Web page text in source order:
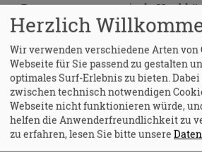
Bewertungen untypisch.
bieten ein realistischeres Bild.
• Gütesiegel prüfen
Ein Logo allein garantiert keine
muss anklickbar sein und direkt
auf der Webseite des Anbieters
• Verschlüsselte Verbindung
Das Schloss-Symbol und „https“
Mindeststandards für die
Herzlich
Wir verwenden verschiedene Arten von
Webseite für Sie passend zu gestalten
optimales Surf-Erlebnis zu bieten.
zwischen technisch notwendigen
Webseite nicht funktionieren würde,
helfen die Anwenderfreundlichkeit zu
zu erfahren, lesen Sie bitte unsere